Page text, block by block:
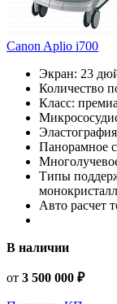
Canon Aplio i700
Экран: 23
Количество
Класс:
Панорамное
Типы
Авто расчет
В наличии
от 3 500 000 ₽